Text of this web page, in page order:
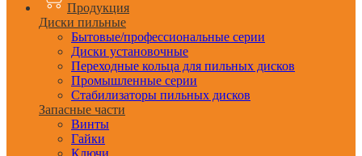
Продукция
Диски пильные
Бытовые/профессиональные серии
Диски установочные
Переходные кольца для пильных дисков
Промышленные серии
Стабилизаторы пильных дисков
Запасные части
Винты
Гайки
Ключи